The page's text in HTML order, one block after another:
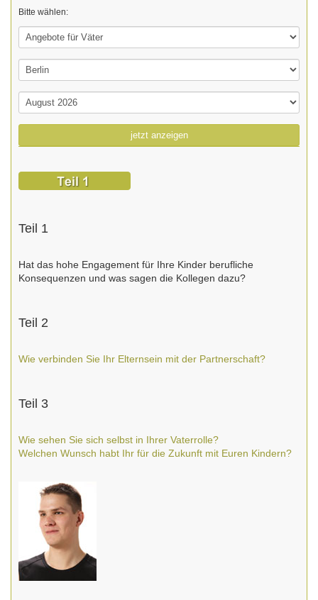
Bitte wählen:
jetzt anzeigen
Teil 1
Hat das hohe Engagement für Ihre Kinder berufliche
Konsequenzen und was sagen die Kollegen dazu?
Teil 2
Wie verbinden Sie Ihr Elternsein mit der Partnerschaft?
Teil 3
Wie sehen Sie sich selbst in Ihrer Vaterrolle?
Welchen Wunsch habt Ihr für die Zukunft mit Euren Kindern?